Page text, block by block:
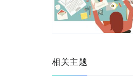
相关主题